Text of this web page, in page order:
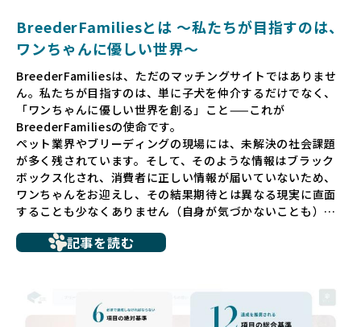
BreederFamiliesとは 〜私たちが目指すのは、
ワンちゃんに優しい世界〜
BreederFamiliesは、ただのマッチングサイトではありませ
ん。私たちが目指すのは、単に子犬を仲介するだけでなく、
「ワンちゃんに優しい世界を創る」こと——これが
BreederFamiliesの使命です。
ペット業界やブリーディングの現場には、未解決の社会課題
が多く残されています。そして、そのような情報はブラック
ボックス化され、消費者に正しい情報が届いていないため、
ワンちゃんをお迎えし、その結果期待とは異なる現実に直面
することも少なくありません（自身が気づかないことも）。
ち、健康面や社会性に問題を抱えていたり、またブリーダー
いるというケースもあります。こうした問題は、消費者にと
っても大きな負担であり、ワンちゃん自身にとっても非常に
記事を読む